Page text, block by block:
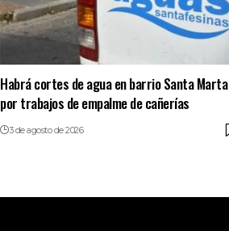
Habrá cortes de agua en barrio Santa Marta
por trabajos de empalme de cañerías
3 de agosto de 2026